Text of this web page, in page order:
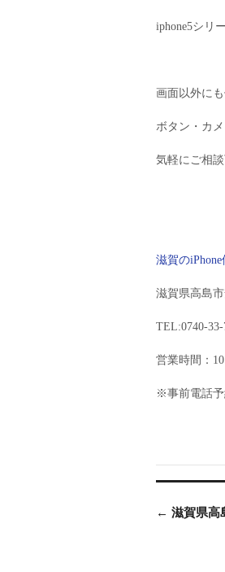
iphone5シリ
画面以外に
ボタン・カ
気軽にご相談
滋賀の
滋賀県高島
TEL:0740-33-
営業時間：
※事前電話予
← 滋賀県高